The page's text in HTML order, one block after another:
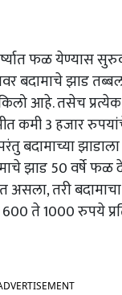
फळ येण्यास
झाड तब्बल
आहे. तसेच
3 हजार
बदामाच्या
झाड 50 वर्षे
तरी बदामाचा
ते 1000 रुपये